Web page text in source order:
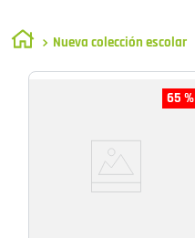
Nueva colección escolar
65 %